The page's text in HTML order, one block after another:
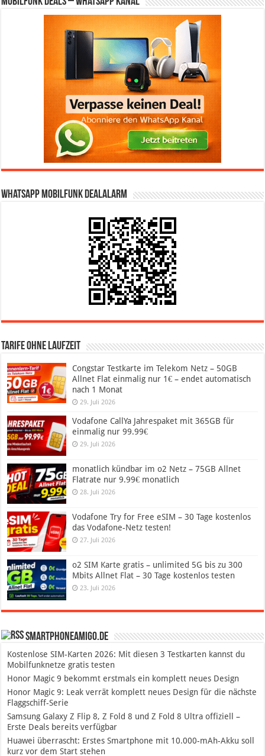
WhatsApp Mobilfunk DealAlarm
Tarife ohne Laufzeit
Congstar Testkarte im Telekom Netz – 50GB
Allnet Flat einmalig nur 1€ – endet automatisch
nach 1 Monat
29. Juli 2026
Vodafone CallYa Jahrespaket mit 365GB für
einmalig nur 99.99€
29. Juli 2026
monatlich kündbar im o2 Netz – 75GB Allnet
Flatrate nur 9.99€ monatlich
28. Juli 2026
Vodafone Try for Free eSIM – 30 Tage kostenlos
das Vodafone-Netz testen!
27. Juli 2026
o2 SIM Karte gratis – unlimited 5G bis zu 300
Mbits Allnet Flat – 30 Tage kostenlos testen
23. Juli 2026
SmartphoneAmigo.de
Kostenlose SIM-Karten 2026: Mit diesen 3 Testkarten kannst du
Mobilfunknetze gratis testen
Honor Magic 9 bekommt erstmals ein komplett neues Design
Honor Magic 9: Leak verrät komplett neues Design für die nächste
Flaggschiff-Serie
Samsung Galaxy Z Flip 8, Z Fold 8 und Z Fold 8 Ultra offiziell –
Erste Deals bereits verfügbar
Huawei überrascht: Erstes Smartphone mit 10.000-mAh-Akku soll
kurz vor dem Start stehen